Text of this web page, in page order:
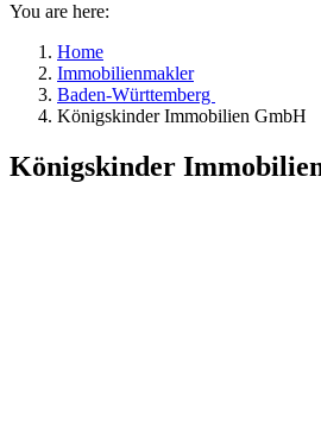
You are here:
Home
Immobilienmakler
Baden-Württemberg
Königskinder Immobilien GmbH
Königskinder